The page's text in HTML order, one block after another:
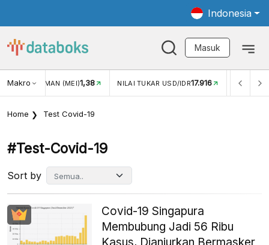
Indonesia
Masuk
Makro
TUKAR USD/IDR17.916 INFLASI YOY (JUL)2,88% INFLASI MOM
Home Test Covid-19
#test-Covid-19
Sort by
Covid-19 Singapura
Membubung Jadi 56 Ribu